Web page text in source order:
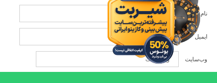
نام*
ایمیل*
وب‌سایت